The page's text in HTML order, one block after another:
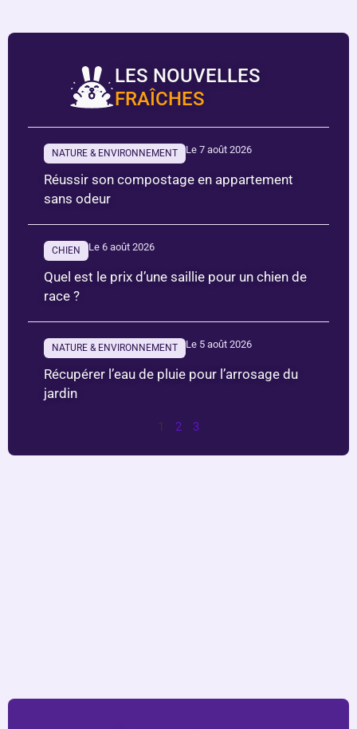
LES NOUVELLES
FRAÎCHES
NATURE & ENVIRONNEMENT Le 7 août 2026
Réussir son compostage en appartement
sans odeur
CHIEN Le 6 août 2026
Quel est le prix d’une saillie pour un chien de
race ?
NATURE & ENVIRONNEMENT Le 5 août 2026
Récupérer l’eau de pluie pour l’arrosage du
jardin
1 2 3